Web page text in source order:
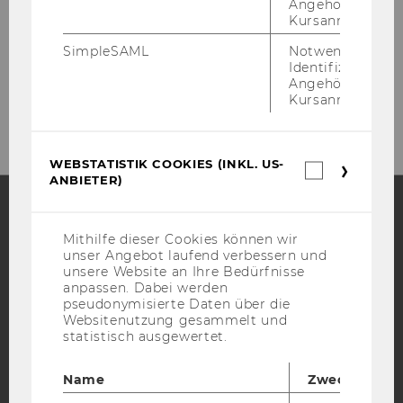
:+43/1/31336/904622
handel.marketing@wu.ac.at
FacebookInstagramBlog
YouTube NewsletterBluesky
Angehörige/r für
Kursanmeldung.
SimpleSAML
Notwendig zur
Identifizierung
Angehörige/r für
Kursanmeldung.
WEBSTATISTIK COOKIES (INKL. US-
ANBIETER)
Mithilfe dieser Cookies können wir
unser Angebot laufend verbessern und
unsere Website an Ihre Bedürfnisse
anpassen. Dabei werden
pseudonymisierte Daten über die
Websitenutzung gesammelt und
statistisch ausgewertet.
Name
Zweck